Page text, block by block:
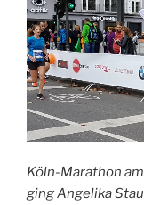
Köln-Marathon
ging Angelika